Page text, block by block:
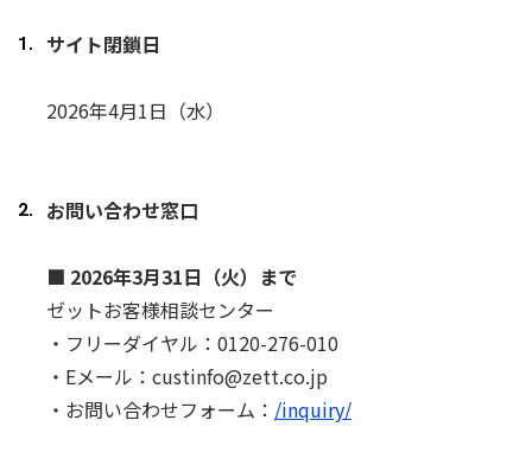
サイト閉鎖日
2026年4月1日（水）
お問い合わせ窓口
■ 2026年3月31日（火）まで
ゼットお客様相談センター
・フリーダイヤル：0120-276-010
・Eメール：custinfo@zett.co.jp
・お問い合わせフォーム： /inquiry/